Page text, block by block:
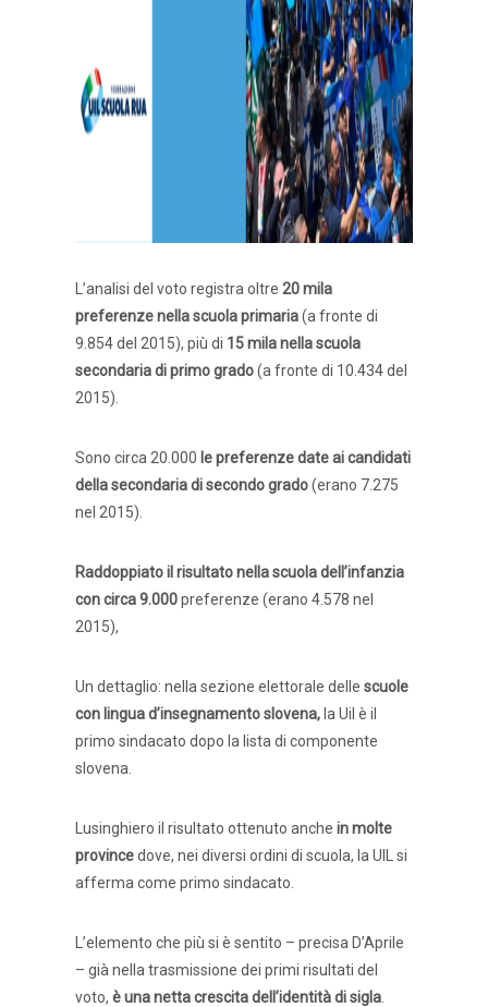
L’analisi del voto registra oltre 20 mila
preferenze nella scuola primaria(a fronte di
9.854 del 2015), più di 15 mila nella scuola
secondaria di primo grado(a fronte di 10.434 del
2015).
Sono circa 20.000 le preferenze date ai candidati
della secondaria di secondo grado(erano 7.275
nel 2015).
Raddoppiato il risultato nella scuola dell’infanzia
con circa 9.000preferenze (erano 4.578 nel
2015),
Un dettaglio: nella sezione elettorale delle scuole
con lingua d’insegnamento slovena, la Uil è il
primo sindacato dopo la lista di componente
slovena.
Lusinghiero il risultato ottenuto anche in molte
provincedove, nei diversi ordini di scuola, la UIL si
afferma come primo sindacato.
L’elemento che più si è sentito – precisa D’Aprile
– già nella trasmissione dei primi risultati del
voto, è una netta crescita dell’identità di sigla